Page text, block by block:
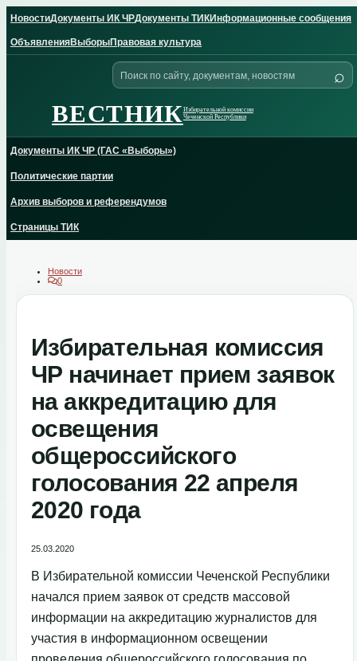
toНовостиДокументы ИК ЧРДокументы ТИКИнформационные сообщения
ОбъявленияВыборыПравовая культура
ВЕСТНИКИзбирательной комиссии
Чеченской Республики
Поиск
сайту
⌕
Документы ИК ЧР (ГАС «Выборы»)
Политические партии
Архив выборов и референдумов
Страницы ТИК
Новости
0
Избирательная комиссия
ЧР начинает прием заявок
на аккредитацию для
освещения
общероссийского
голосования 22 апреля
2020 года
25.03.2020
В Избирательной комиссии Чеченской Республики
начался прием заявок от средств массовой
информации на аккредитацию журналистов для
участия в информационном освещении